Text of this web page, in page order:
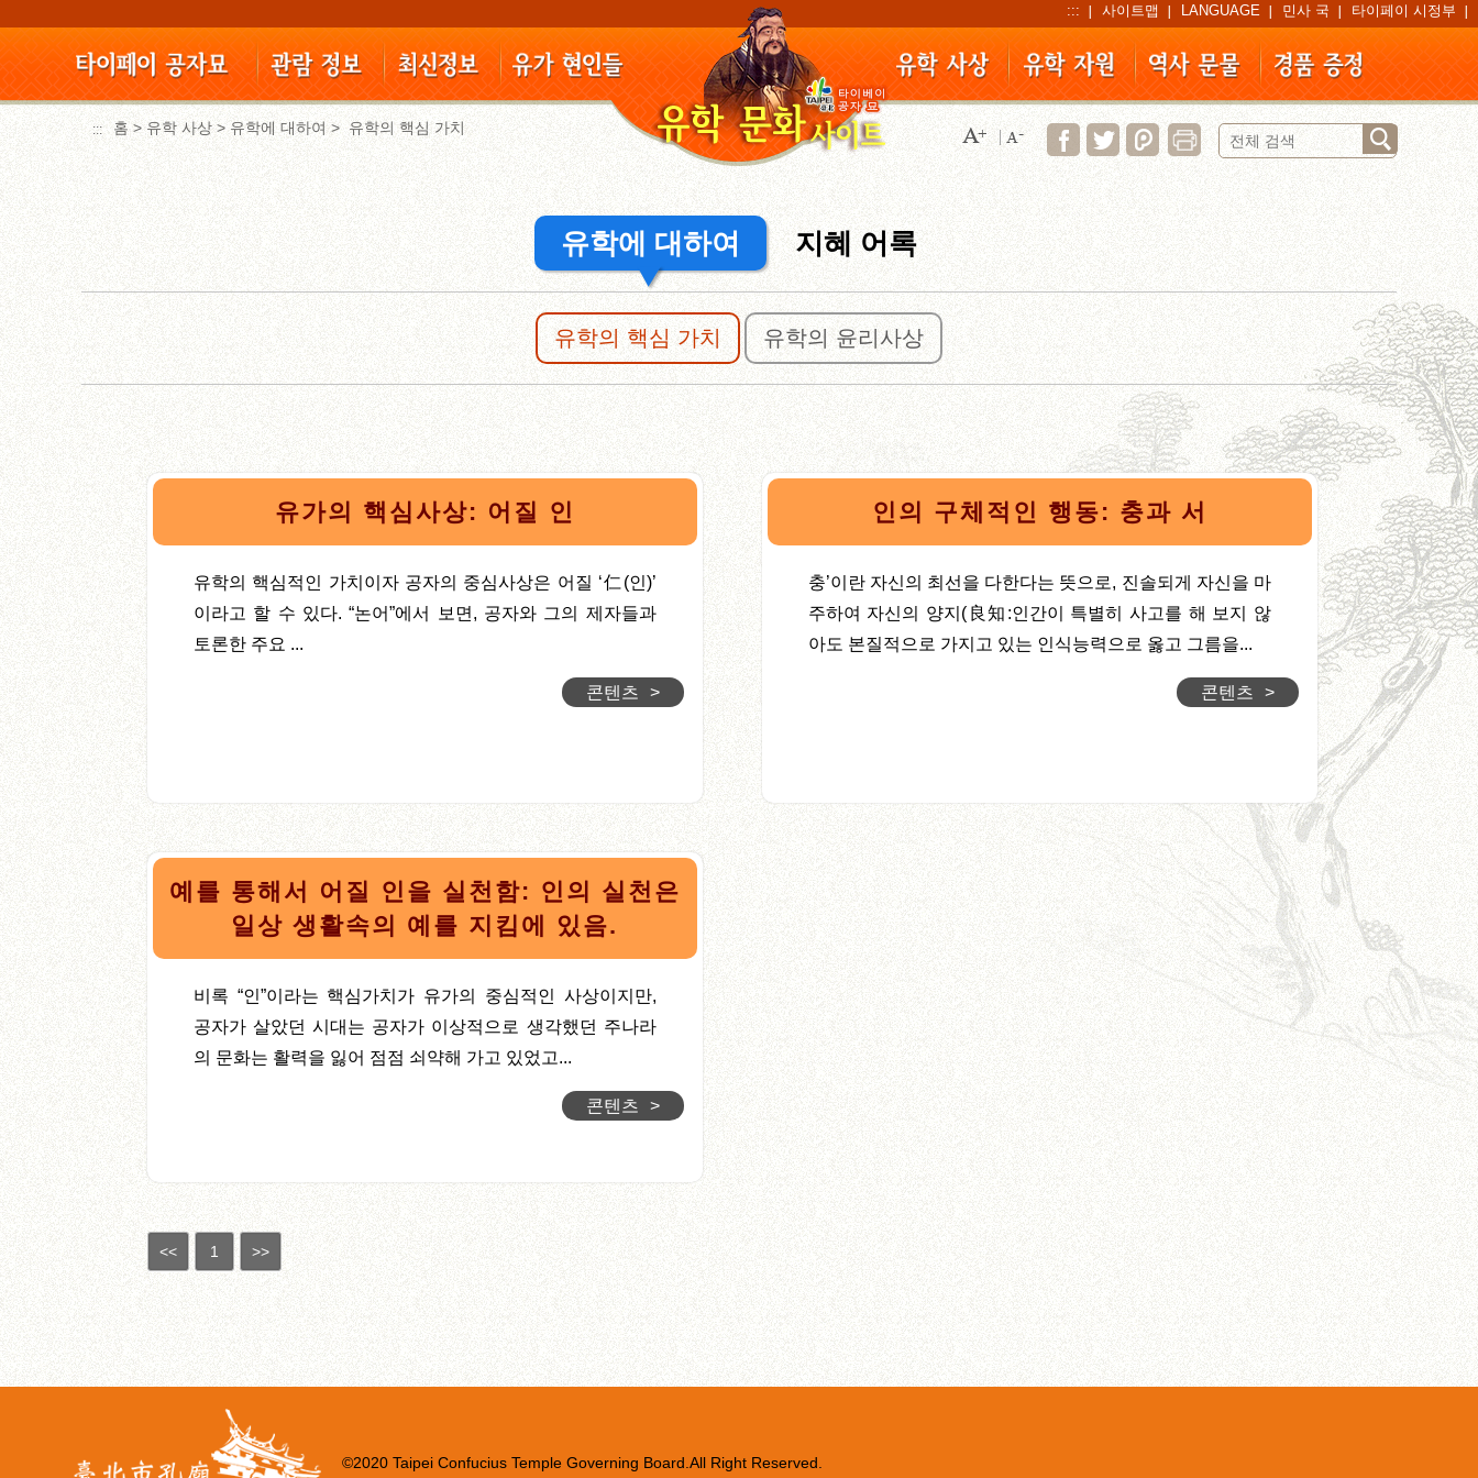
to
area
::: 사이트맵 LANGUAGE 민사 국 타이페이 시정부
::: 홈 > 유학 사상 > 유학에 대하여 > 유학의 핵심 가치
유학에 대하여 지혜 어록
유학의 핵심 가치 유학의 윤리사상
:::
유가의 핵심사상: 어질 인
유학의 핵심적인 가치이자 공자의 중심사상은 어질 ‘仁(인)’
이라고 할 수 있다. “논어”에서 보면, 공자와 그의 제자들과
토론한 주요 ...
콘텐츠 >
인의 구체적인 행동: 충과 서
충’이란 자신의 최선을 다한다는 뜻으로, 진솔되게 자신을 마
주하여 자신의 양지(良知:인간이 특별히 사고를 해 보지 않
아도 본질적으로 가지고 있는 인식능력으로 옳고 그름을...
콘텐츠 >
예를 통해서 어질 인을 실천함: 인의 실천은
일상 생활속의 예를 지킴에 있음.
비록 “인”이라는 핵심가치가 유가의 중심적인 사상이지만,
공자가 살았던 시대는 공자가 이상적으로 생각했던 주나라
의 문화는 활력을 잃어 점점 쇠약해 가고 있었고...
콘텐츠 >
<< 1 >>
©2020 Taipei Confucius Temple Governing Board.All Right Reserved.